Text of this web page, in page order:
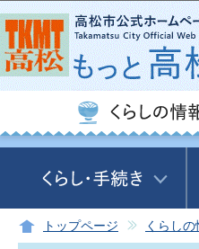
トップページ くらしの